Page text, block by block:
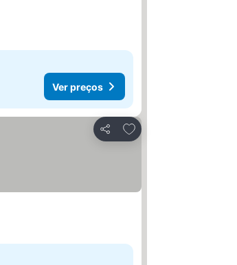
Ver preços
Partilhar
Adicionar aos favoritos